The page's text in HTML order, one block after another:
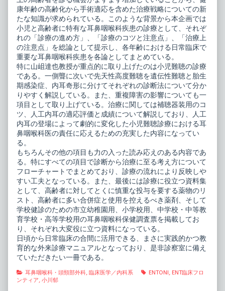
マ
ニ
ュ
ア
ル
published
on
咽
喉
科
外
来
臨
床
マ
ニ
ュ
ア
ル,
康年齢の高齢化から手術適応を含めた治療戦略についての新
たな知識が求められている。このような背景から本企画では
小児と高齢者に特有な耳鼻咽喉科疾患の診療として、それぞ
れの「診療の進め方」、「診療のコツと注意点」、「治療上
の注意点」を総論として提示し、各年齢における日常臨床で
重要な耳鼻咽喉科疾患を各論としてまとめている。
特に山岨達也教授が重点的に取り上げたのは小児難聴の診療
である。一側聾に次いで先天性高度難聴を遺伝性難聴と胎生
期感染症、内耳奇形に分けてそれぞれの診断法について分か
りやすく解説している。また、重複障害の影響についても一
項目として取り上げている。治療に関しては補聴器装用のコ
ツ、人工内耳の適応評価と成績について解説しており、人工
内耳の登場によって劇的に変化した小児難聴診療における耳
鼻咽喉科医の責任に応えるための充実した内容になってい
る。
もちろんその他の項目も力の入った読み応えのある内容であ
る。特にすべての項目で診断から治療に至る考え方について
フローチャートでまとめており、診療の流れにより反映しや
すい工夫となっている。また、最後には診療に役立つ資料集
として、高齢者に対してとくに慎重な投与を要する薬物のリ
スト、高齢者に多い合併症と使用を控えるべき薬剤、そして
学校健診のための市立幼稚園用、小学校用、中学校・中等教
育学校・高等学校用の耳鼻咽喉科保健調査票を掲載してお
り、それぞれ大変役に立つ資料になっている。
日頃から日常臨床の合間に活用できる、まさに実践的かつ教
育的な外来診療マニュアルとなっており、是非診察室に備え
ていただきたい一冊である。
Categories
耳鼻咽喉科・頭頸部外科, 臨床医学／内科系 Tags
ENTONI , ENT臨床フロ
ンティア, 小川郁